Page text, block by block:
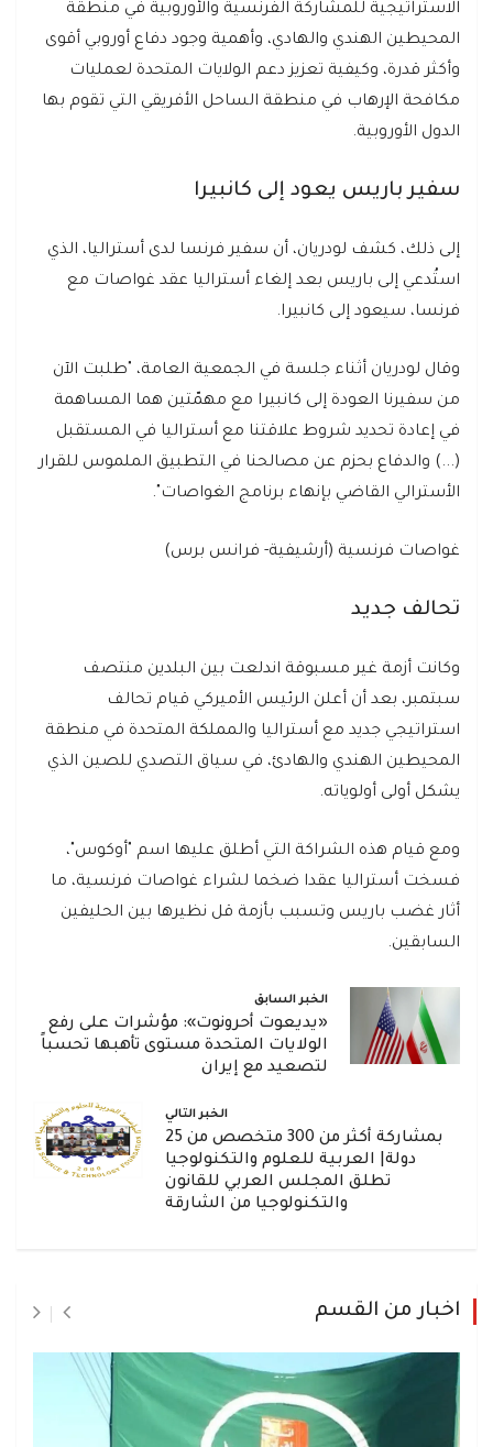
الاستراتيجية للمشاركة الفرنسية والأوروبية في منطقة
المحيطين الهندي والهادي، وأهمية وجود دفاع أوروبي أقوى
وأكثر قدرة، وكيفية تعزيز دعم الولايات المتحدة لعمليات
مكافحة الإرهاب في منطقة الساحل الأفريقي التي تقوم بها
الدول الأوروبية.
سفير باريس يعود إلى كانبيرا
إلى ذلك، كشف لودريان، أن سفير فرنسا لدى أستراليا، الذي
استُدعي إلى باريس بعد إلغاء أستراليا عقد غواصات مع
فرنسا، سيعود إلى كانبيرا.
وقال لودريان أثناء جلسة في الجمعية العامة، "طلبت الآن
من سفيرنا العودة إلى كانبيرا مع مهمّتين هما المساهمة
في إعادة تحديد شروط علاقتنا مع أستراليا في المستقبل
(...) والدفاع بحزم عن مصالحنا في التطبيق الملموس للقرار
الأسترالي القاضي بإنهاء برنامج الغواصات".
غواصات فرنسية (أرشيفية- فرانس برس)
تحالف جديد
وكانت أزمة غير مسبوقة اندلعت بين البلدين منتصف
سبتمبر، بعد أن أعلن الرئيس الأميركي قيام تحالف
استراتيجي جديد مع أستراليا والمملكة المتحدة في منطقة
المحيطين الهندي والهادئ، في سياق التصدي للصين الذي
يشكل أولى أولوياته.
ومع قيام هذه الشراكة التي أطلق عليها اسم "أوكوس"،
فسخت أستراليا عقدا ضخما لشراء غواصات فرنسية، ما
أثار غضب باريس وتسبب بأزمة قل نظيرها بين الحليفين
السابقين.
الخبر السابق
«يديعوت أحرونوت»: مؤشرات على رفع
الولايات المتحدة مستوى تأهبها تحسباً
لتصعيد مع إيران
الخبر التالي
بمشاركة أكثر من 300 متخصص من 25
دولة| العربية للعلوم والتكنولوجيا
تطلق المجلس العربي للقانون
والتكنولوجيا من الشارقة
اخبار من القسم